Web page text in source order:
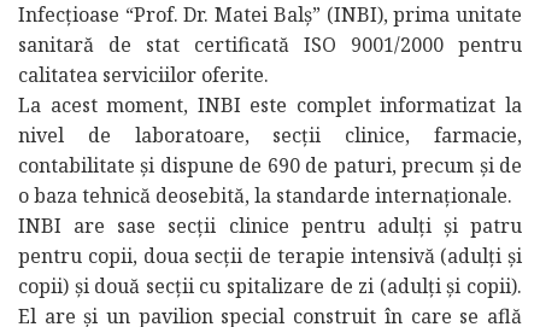
Infecțioase “Prof. Dr. Matei Balș” (INBI), prima unitate
sanitară de stat certificată ISO 9001/2000 pentru
calitatea serviciilor oferite.
La acest moment, INBI este complet informatizat la
nivel de laboratoare, secții clinice, farmacie,
contabilitate și dispune de 690 de paturi, precum și de
o baza tehnică deosebită, la standarde internaționale.
INBI are sase secții clinice pentru adulți și patru
pentru copii, doua secții de terapie intensivă (adulți și
copii) și două secții cu spitalizare de zi (adulți și copii).
El are și un pavilion special construit în care se află